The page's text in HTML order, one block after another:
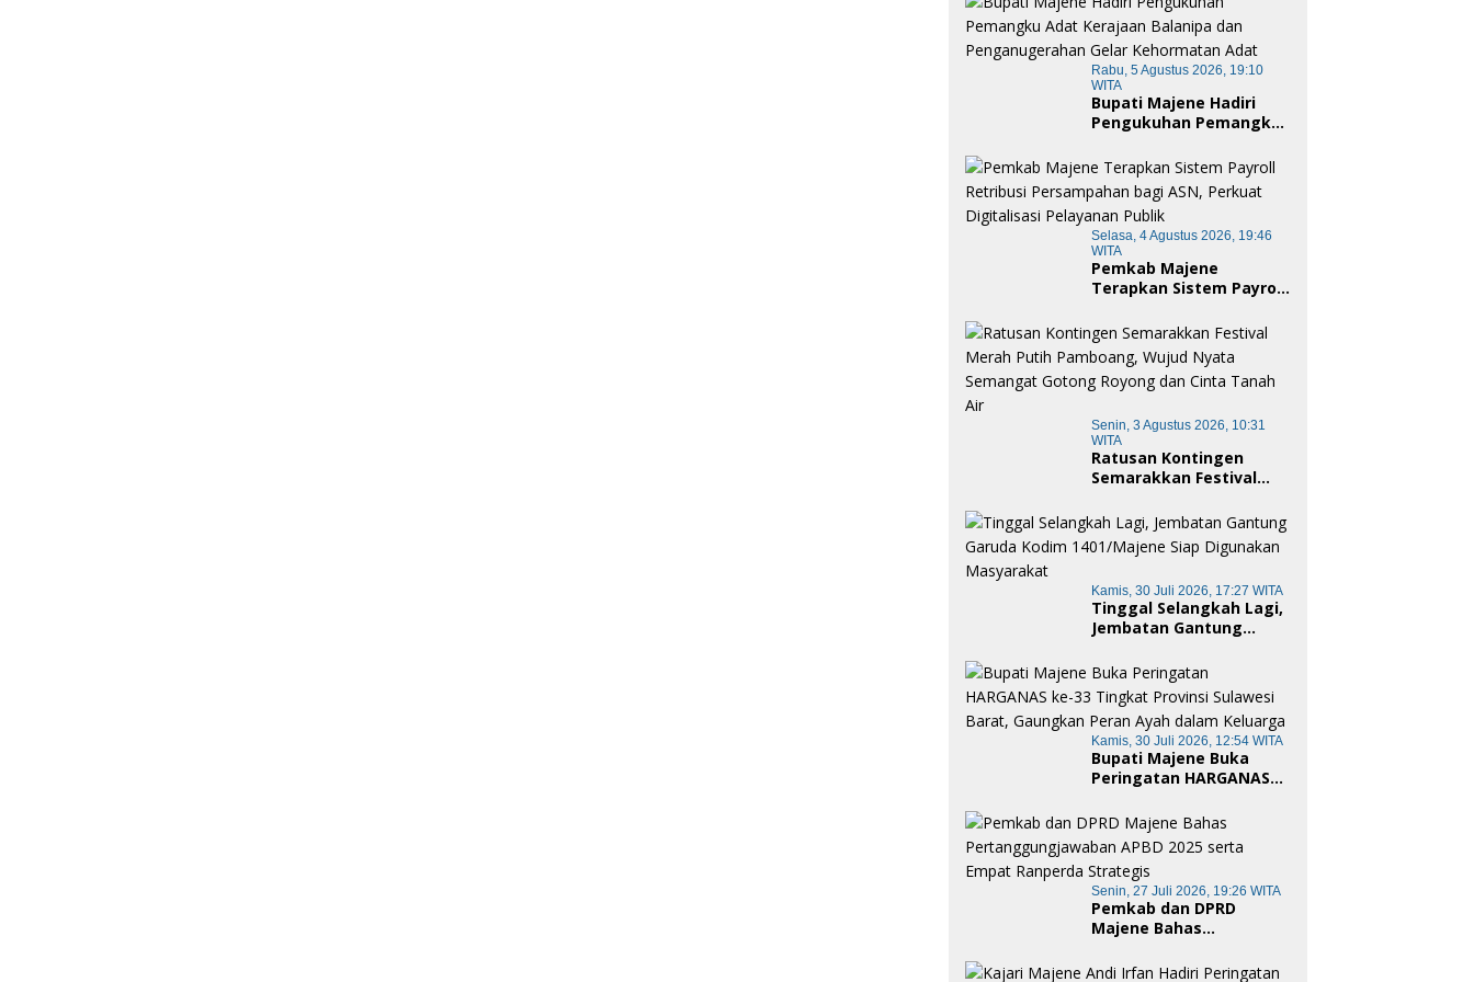
Rabu, 5 Agustus 2026, 19:10
WITA
Bupati Majene Hadiri
Pengukuhan Pemangku
dan Penganugerahan
Gelar Kehormatan Adat
Selasa, 4 Agustus 2026, 19:46
WITA
Pemkab Majene
Terapkan Sistem Payroll
bagi ASN, Perkuat
Digitalisasi Pelayanan
Publik
Senin, 3 Agustus 2026, 10:31
WITA
Ratusan Kontingen
Semarakkan Festival
Wujud Nyata Semangat
Gotong Royong dan
Cinta Tanah Air
Kamis, 30 Juli 2026, 17:27 WITA
Tinggal Selangkah Lagi,
Jembatan Gantung
1401/Majene Siap
Digunakan Masyarakat
Kamis, 30 Juli 2026, 12:54 WITA
Bupati Majene Buka
Peringatan HARGANAS
Sulawesi Barat,
Gaungkan Peran Ayah
dalam Keluarga
Senin, 27 Juli 2026, 19:26 WITA
Pemkab dan DPRD
Majene Bahas
APBD 2025 serta Empat